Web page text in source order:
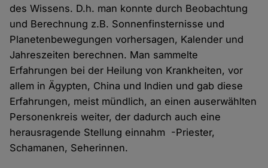
des Wissens. D.h. man konnte durch Beobachtung
und Berechnung z.B. Sonnenfinsternisse und
Planetenbewegungen vorhersagen, Kalender und
Jahreszeiten berechnen. Man sammelte
Erfahrungen bei der Heilung von Krankheiten, vor
allem in Ägypten, China und Indien und gab diese
Erfahrungen, meist mündlich, an einen auserwählten
Personenkreis weiter, der dadurch auch eine
herausragende Stellung einnahm -Priester,
Schamanen, Seherinnen.